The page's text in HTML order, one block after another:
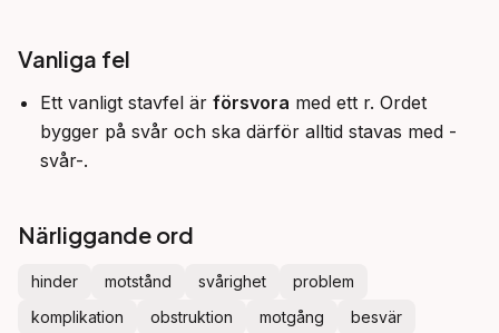
Vanliga fel
Ett vanligt stavfel är försvora med ett r. Ordet
bygger på svår och ska därför alltid stavas med -
svår-.
Närliggande ord
hinder motstånd svårighet
problem
komplikation
obstruktion motgång besvär